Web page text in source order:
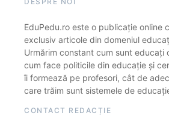
EduPedu.ro este o publicație online
exclusiv articole din domeniul
Urmărim constant cum sunt educați
cum face politicile din educație și
îi formează pe profesori, cât de
care trăim sunt sistemele de
CONTACT REDACȚIE